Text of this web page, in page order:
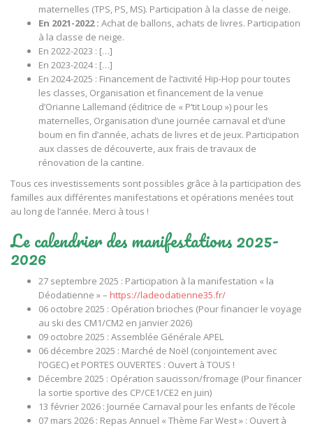
maternelles (TPS, PS, MS). Participation à la classe de neige.
En 2021-2022 : Achat de ballons, achats de livres. Participation
à la classe de neige.
En 2022-2023 : […]
En 2023-2024 : […]
En 2024-2025 : Financement de l’activité Hip-Hop pour toutes
les classes, Organisation et financement de la venue
d’Orianne Lallemand (éditrice de « P’tit Loup ») pour les
maternelles, Organisation d’une journée carnaval et d’une
boum en fin d’année, achats de livres et de jeux. Participation
aux classes de découverte, aux frais de travaux de
rénovation de la cantine.
Tous ces investissements sont possibles grâce à la participation des
familles aux différentes manifestations et opérations menées tout
au long de l’année. Merci à tous !
Le calendrier des manifestations 2025-
2026
27 septembre 2025 : Participation à la manifestation « la
Déodatienne » – https://ladeodatienne35.fr/
06 octobre 2025 : Opération brioches (Pour financier le voyage
au ski des CM1/CM2 en janvier 2026)
09 octobre 2025 : Assemblée Générale APEL
06 décembre 2025 : Marché de Noël (conjointement avec
l’OGEC) et PORTES OUVERTES : Ouvert à TOUS !
Décembre 2025 : Opération saucisson/fromage (Pour financer
la sortie sportive des CP/CE1/CE2 en juin)
13 février 2026 : Journée Carnaval pour les enfants de l’école
07 mars 2026 : Repas Annuel « Thème Far West » : Ouvert à